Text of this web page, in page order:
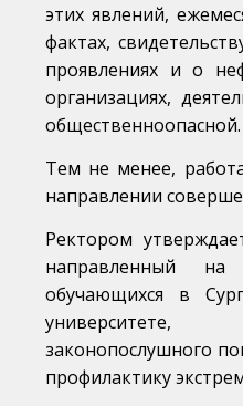
этих явлений,
фактах,
проявлениях и о
организациях,
общественноопасной.
Тем не менее,
направлении
Ректором
направленный на
обучающихся в
законопослушного
профилактику